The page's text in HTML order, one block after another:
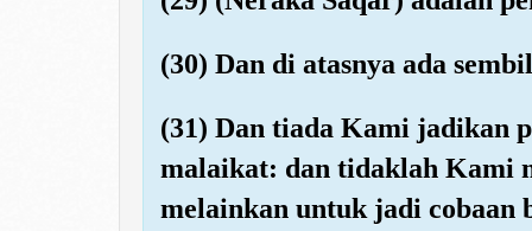
(30) Dan di atasnya ada
(31) Dan tiada Kami jadikan
malaikat: dan tidaklah Kami
melainkan untuk jadi cobaan